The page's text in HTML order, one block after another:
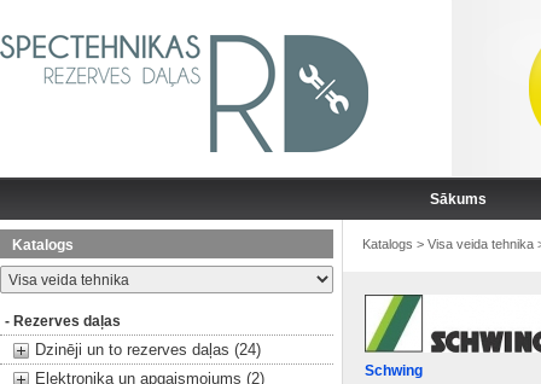
Sākums
Katalogs
- Rezerves daļas
Dzinēji un to rezerves daļas (24)
Elektronika un apgaismojums (2)
Katalogs > Visa veida tehnika
Schwing